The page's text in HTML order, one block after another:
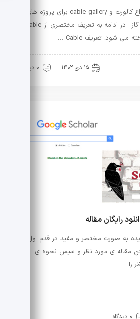
دارای سابقه طراحی انواع کالورت و cable gallery برای پروژه های
مختلف صنعت نفت و گاز در ادامه به تعریف مختصری از Cable
۱۵ دی ۱۴۰۲ 0 دیدگاه
رایگان مقاله
به صورت مختصر و مفید در قدم اول
مقاله ی مورد نظر و سپس نحوه ی
…
0 دیدگاه